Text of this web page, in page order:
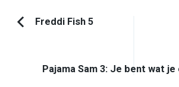
Bericht
Vorig
Freddi Fish 5
Pajama Sam 3: Je bent wat je